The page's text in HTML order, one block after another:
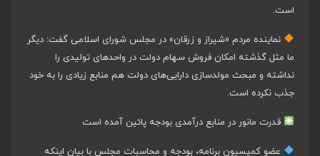
است.
نماینده مردم «شیراز و زرقان» در مجلس شورای اسلامی گفت: دیگر
ما مثل گذشته امکان فروش سهام دولت در واحدهای تولیدی را
نداشته و مبحث مولدسازی دارایی‌های دولت هم منابع زیادی را به خود
جذب نکرده است.
قدرت مانور در منابع درآمدی بودجه پائین آمده است
عضو کمیسیون برنامه، بودجه و محاسبات مجلس با بیان اینکه